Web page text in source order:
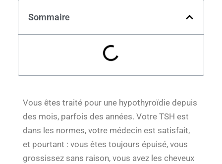
Sommaire
Vous êtes traité pour une hypothyroïdie depuis
des mois, parfois des années. Votre TSH est
dans les normes, votre médecin est satisfait,
et pourtant : vous êtes toujours épuisé, vous
grossissez sans raison, vous avez les cheveux